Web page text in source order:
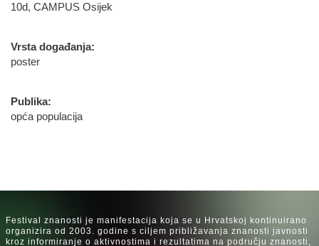
10d, CAMPUS Osijek
Vrsta događanja:
poster
Publika:
opća populacija
Festival znanosti je manifestacija koja se u Hrvatskoj kontinuirano
organizira od 2003. godine s ciljem približavanja znanosti javnosti
kroz informiranje o aktivnostima i rezultatima na području znanosti,